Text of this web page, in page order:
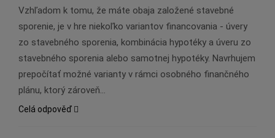
Vzhľadom k tomu, že máte obaja založené stavebné
sporenie, je v hre niekoľko variantov financovania - úvery
zo stavebného sporenia, kombinácia hypotéky a úveru zo
stavebného sporenia alebo samotnej hypotéky. Navrhujem
prepočítať možné varianty v rámci osobného finančného
plánu, ktorý zároveň…
Celá odpověď